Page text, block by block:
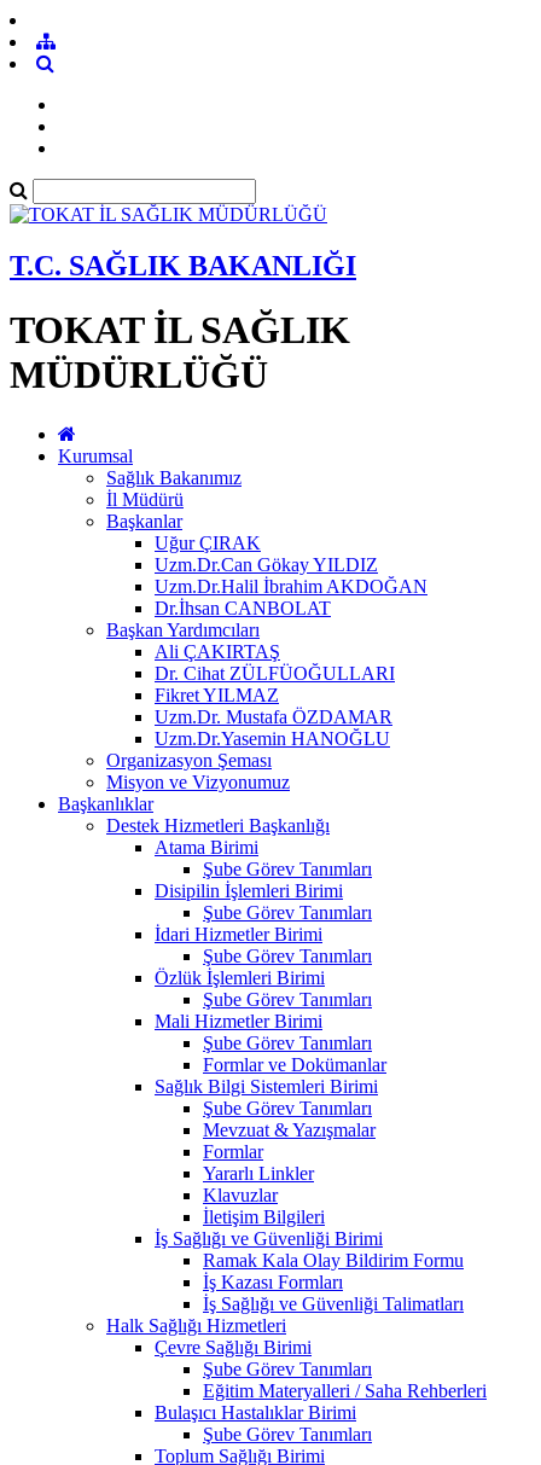
T.C. SAĞLIK BAKANLIĞI
TOKAT İL SAĞLIK
MÜDÜRLÜĞÜ
Kurumsal
Sağlık Bakanımız
İl Müdürü
Başkanlar
Uğur ÇIRAK
Uzm.Dr.Can Gökay YILDIZ
Uzm.Dr.Halil İbrahim AKDOĞAN
Dr.İhsan CANBOLAT
Başkan Yardımcıları
Ali ÇAKIRTAŞ
Dr. Cihat ZÜLFÜOĞULLARI
Fikret YILMAZ
Uzm.Dr. Mustafa ÖZDAMAR
Uzm.Dr.Yasemin HANOĞLU
Organizasyon Şeması
Misyon ve Vizyonumuz
Başkanlıklar
Destek Hizmetleri Başkanlığı
Atama Birimi
Şube Görev Tanımları
Disipilin İşlemleri Birimi
Şube Görev Tanımları
İdari Hizmetler Birimi
Şube Görev Tanımları
Özlük İşlemleri Birimi
Şube Görev Tanımları
Mali Hizmetler Birimi
Şube Görev Tanımları
Formlar ve Dokümanlar
Sağlık Bilgi Sistemleri Birimi
Şube Görev Tanımları
Mevzuat & Yazışmalar
Formlar
Yararlı Linkler
Klavuzlar
İletişim Bilgileri
İş Sağlığı ve Güvenliği Birimi
Ramak Kala Olay Bildirim Formu
İş Kazası Formları
İş Sağlığı ve Güvenliği Talimatları
Halk Sağlığı Hizmetleri
Çevre Sağlığı Birimi
Şube Görev Tanımları
Eğitim Materyalleri / Saha Rehberleri
Bulaşıcı Hastalıklar Birimi
Şube Görev Tanımları
Toplum Sağlığı Birimi